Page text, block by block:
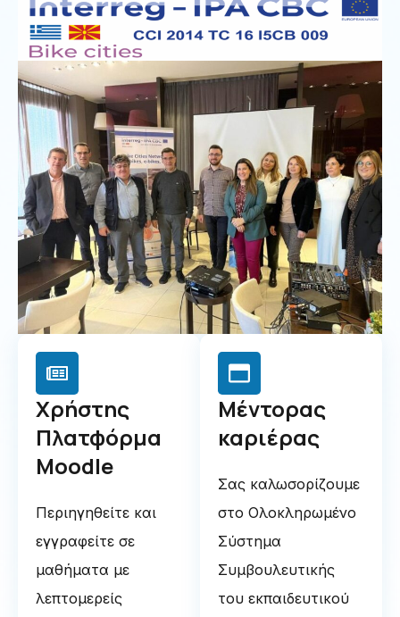
Χρήστης
Πλατφόρμα
Moodle
Περιηγηθείτε και
εγγραφείτε σε
μαθήματα με
λεπτομερείς
Μέντορας
καριέρας
Σας καλωσορίζουμε
στο Ολοκληρωμένο
Σύστημα
Συμβουλευτικής
του εκπαιδευτικού